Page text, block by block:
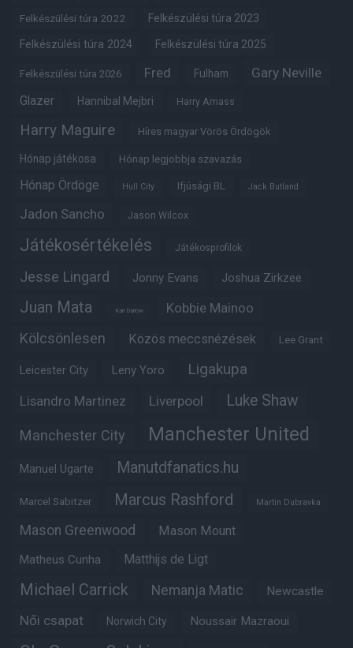
Felkészülési túra 2022 Felkészülési túra 2023
Felkészülési túra 2024 Felkészülési túra 2025
Felkészülési túra 2026 Fred Fulham Gary Neville
Glazer Hannibal Mejbri Harry Amass
Harry Maguire Híres magyar Vörös Ördögök
Hónap játékosa Hónap legjobbja szavazás
Hónap Ördöge Hull City Ifjúsági BL Jack Butland
Jadon Sancho Jason Wilcox
Játékosértékelés Játékosprofilok
Jesse Lingard Jonny Evans Joshua Zirkzee
Juan Mata Karl Darlow Kobbie Mainoo
Kölcsönlesen Közös meccsnézések Lee Grant
Leicester City Leny Yoro Ligakupa
Lisandro Martinez Liverpool Luke Shaw
Manchester City Manchester United
Manuel Ugarte Manutdfanatics.hu
Marcel Sabitzer Marcus Rashford Martin Dubravka
Mason Greenwood Mason Mount
Matheus Cunha Matthijs de Ligt
Michael Carrick Nemanja Matic Newcastle
Női csapat Norwich City Noussair Mazraoui